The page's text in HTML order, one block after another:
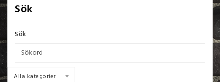
Sök
Sök
Alla kategorier